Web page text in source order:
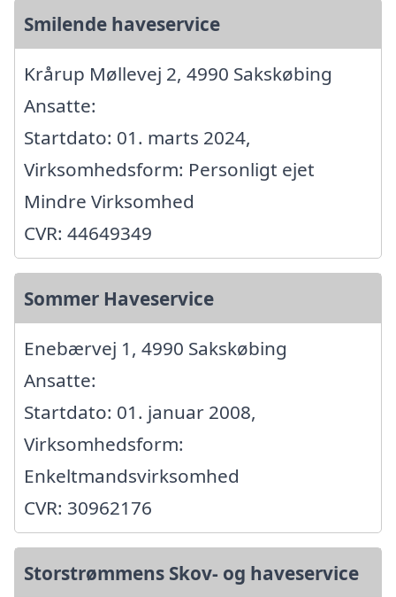
Smilende haveservice
Krårup Møllevej 2, 4990 Sakskøbing
Ansatte:
Startdato: 01. marts 2024,
Virksomhedsform: Personligt ejet
Mindre Virksomhed
CVR: 44649349
Sommer Haveservice
Enebærvej 1, 4990 Sakskøbing
Ansatte:
Startdato: 01. januar 2008,
Virksomhedsform:
Enkeltmandsvirksomhed
CVR: 30962176
Storstrømmens Skov- og haveservice